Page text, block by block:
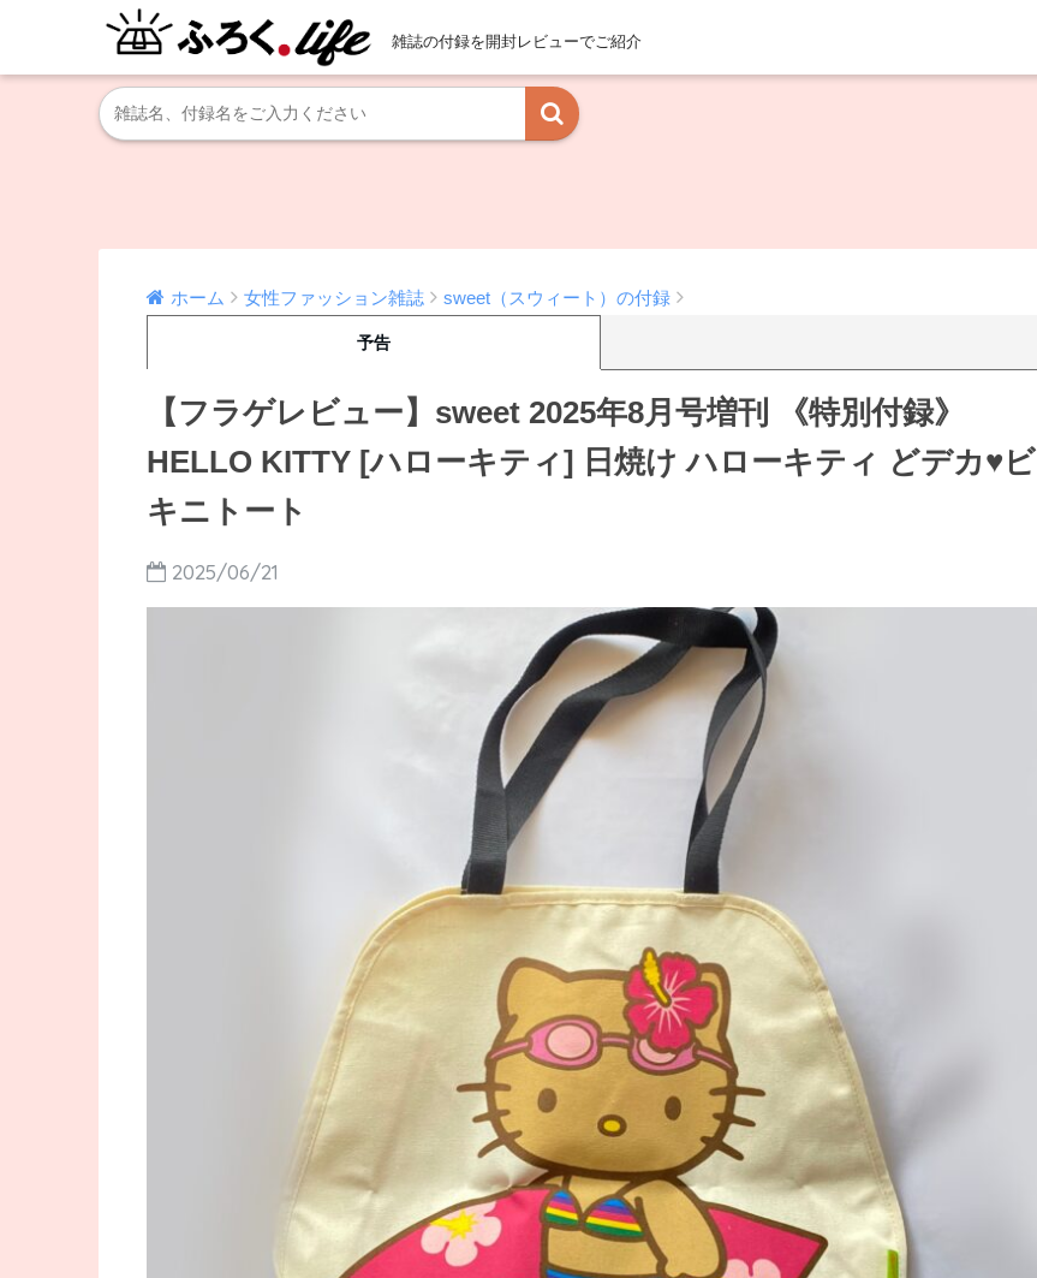
雑誌の付録を開封レビューでご紹介
ホーム 女性ファッション雑誌 sweet（スウィート）の付録
予告
【フラゲレビュー】sweet 2025年8月号増刊 《特別付録》
HELLO KITTY [ハローキティ] 日焼け ハローキティ どデカ♥ビ
キニトート
2025/06/21